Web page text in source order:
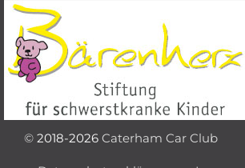
© 2018-2026 Caterham Car Club